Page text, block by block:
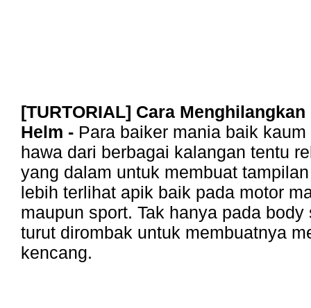
[TURTORIAL] Cara
Helm - Para baiker mania baik
hawa dari berbagai kalangan tentu
yang dalam untuk membuat
lebih terlihat apik baik pada motor
maupun sport. Tak hanya pada
turut dirombak untuk membuatnya
kencang.